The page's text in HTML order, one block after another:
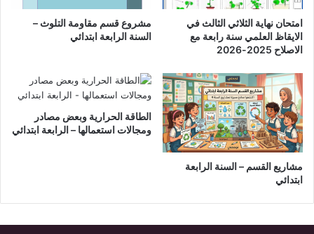
امتحان نهاية الثلاثي الثالث في
الايقاظ العلمي سنة رابعة مع
الاصلاح 2025-2026
مشروع قسم مقاومة التلوث –
السنة الرابعة ابتدائي
مشاريع القسم – السنة الرابعة
ابتدائي
الطاقة الحرارية وبعض مصادر
ومجالات استعمالها – الرابعة ابتدائي